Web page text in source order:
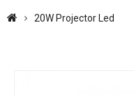
20W Projector Led